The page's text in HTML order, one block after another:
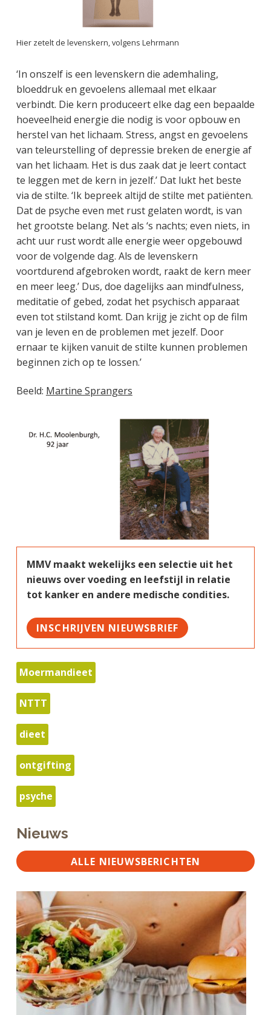
Hier zetelt de levenskern, volgens Lehrmann
‘In onszelf is een levenskern die ademhaling,
bloeddruk en gevoelens allemaal met elkaar
verbindt. Die kern produceert elke dag een bepaalde
hoeveelheid energie die nodig is voor opbouw en
herstel van het lichaam. Stress, angst en gevoelens
van teleurstelling of depressie breken de energie af
van het lichaam. Het is dus zaak dat je leert contact
te leggen met de kern in jezelf.’ Dat lukt het beste
via de stilte. ‘Ik bepreek altijd de stilte met patiënten.
Dat de psyche even met rust gelaten wordt, is van
het grootste belang. Net als ‘s nachts; even niets, in
acht uur rust wordt alle energie weer opgebouwd
voor de volgende dag. Als de levenskern
voortdurend afgebroken wordt, raakt de kern meer
en meer leeg.’ Dus, doe dagelijks aan mindfulness,
meditatie of gebed, zodat het psychisch apparaat
even tot stilstand komt. Dan krijg je zicht op de film
van je leven en de problemen met jezelf. Door
ernaar te kijken vanuit de stilte kunnen problemen
beginnen zich op te lossen.’
Beeld: Martine Sprangers
MMV maakt wekelijks een selectie uit het
nieuws over voeding en leefstijl in relatie
tot kanker en andere medische condities.
INSCHRIJVEN NIEUWSBRIEF
Moermandieet
NTTT
dieet
ontgifting
psyche
Nieuws
ALLE NIEUWSBERICHTEN